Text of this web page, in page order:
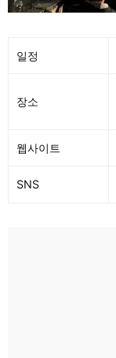
일정
장소
웹사이트
SNS